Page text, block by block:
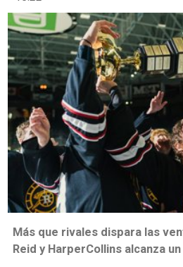
Más que rivales dispara las
Reid y HarperCollins alcanza